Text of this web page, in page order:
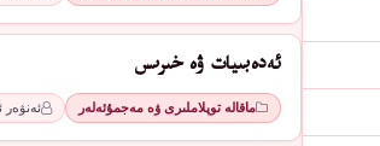
ئەدەبىيات ۋە خىرىس
ماقالە توپلاملىرى ۋە مەجمۇئەلەر ئەنۋەر